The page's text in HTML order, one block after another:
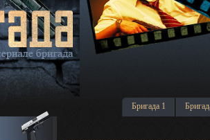
Бригада 1